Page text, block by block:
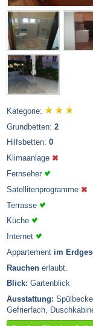
Kategorie:
Grundbetten: 2
Hilfsbetten: 0
Klimaanlage
Fernseher
Satellitenprogramme
Terrasse
Küche
Internet
Appartement im
Rauchen erlaubt.
Blick: Gartenblick
Ausstattung:
Gefrierfach,